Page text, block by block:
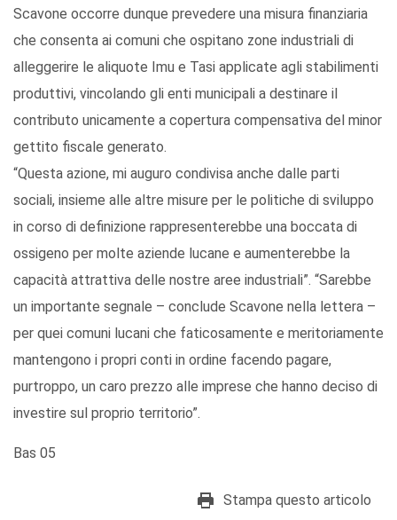
Scavone occorre dunque prevedere una misura finanziaria
che consenta ai comuni che ospitano zone industriali di
alleggerire le aliquote Imu e Tasi applicate agli stabilimenti
produttivi, vincolando gli enti municipali a destinare il
contributo unicamente a copertura compensativa del minor
gettito fiscale generato.
“Questa azione, mi auguro condivisa anche dalle parti
sociali, insieme alle altre misure per le politiche di sviluppo
in corso di definizione rappresenterebbe una boccata di
ossigeno per molte aziende lucane e aumenterebbe la
capacità attrattiva delle nostre aree industriali”. “Sarebbe
un importante segnale – conclude Scavone nella lettera –
per quei comuni lucani che faticosamente e meritoriamente
mantengono i propri conti in ordine facendo pagare,
purtroppo, un caro prezzo alle imprese che hanno deciso di
investire sul proprio territorio”.
Bas 05
Stampa questo articolo